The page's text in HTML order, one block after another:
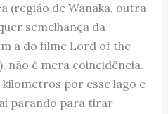
(região de Wanaka, outra
semelhança da
a do filme Lord of the
não é mera coincidência.
por esse lago e
parando para tirar